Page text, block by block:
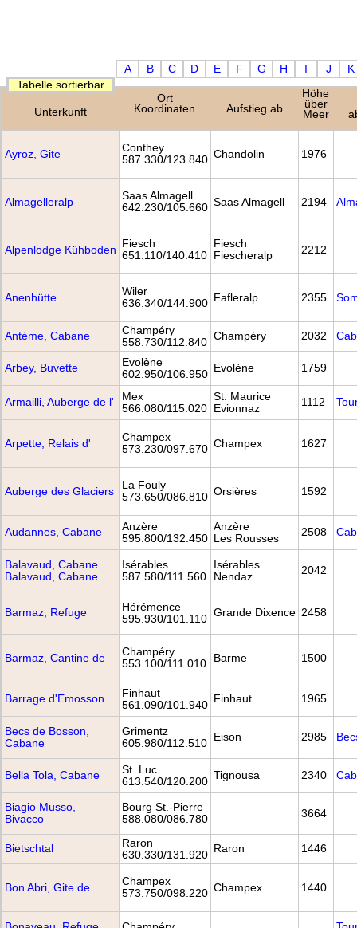
A B C D E F G H J
K
Tabelle sortierbar
Unterkunft
Ort
Koordinaten
Aufstieg ab
Höhe
über
Meer
Ayroz, Gite
Conthey
587.330/123.840 Chandolin 1976
Almagelleralp
Saas Almagell
642.230/105.660 Saas Almagell 2194
Alpenlodge Kühboden
Fiesch
651.110/140.410
Fiesch
Fiescheralp
2212
Anenhütte
Wiler
636.340/144.900 Fafleralp 2355
Antème, Cabane
Champéry
558.730/112.840
Champéry 2032
Arbey, Buvette
Evolène
602.950/106.950
Evolène 1759
Armailli, Auberge de l'
Mex
566.080/115.020
St. Maurice
Evionnaz
1112
Arpette, Relais d'
Champex
573.230/097.670 Champex 1627
Auberge des Glaciers
La Fouly
573.650/086.810 Orsières 1592
Audannes, Cabane
Anzère
595.800/132.450
Anzère
Les Rousses
2508
Balavaud, Cabane
Balavaud, Cabane
Isérables
587.580/111.560
Isérables
Nendaz
2042
Barmaz, Refuge
Hérémence
595.930/101.110
Grande Dixence 2458
Barmaz, Cantine de
Champéry
553.100/111.010
Barme 1500
Barrage d'Emosson
Finhaut
561.090/101.940
Finhaut 1965
Becs de Bosson,
Cabane
Grimentz
605.980/112.510
Eison 2985
Bella Tola, Cabane
St. Luc
613.540/120.200
Tignousa 2340
Biagio Musso,
Bivacco
Bourg St.-Pierre
588.080/086.780
3664
Bietschtal
Raron
630.330/131.920
Raron 1446
Bon Abri, Gite de
Champex
573.750/098.220 Champex 1440